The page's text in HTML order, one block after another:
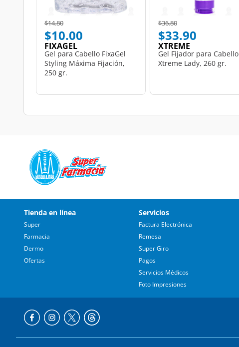
Price reduced from
$14.80to
$10.00
FIXAGEL
Gel para Cabello FixaGel
Styling Máxima Fijación,
250 gr.
Price reduced from
$36.80to
$33.90
XTREME
Gel Fijador para Cabello
Xtreme Lady, 260 gr.
Tienda en línea
Super
Farmacia
Dermo
Ofertas
Servicios
Factura Electrónica
Remesa
Super Giro
Pagos
Servicios Médicos
Foto Impresiones